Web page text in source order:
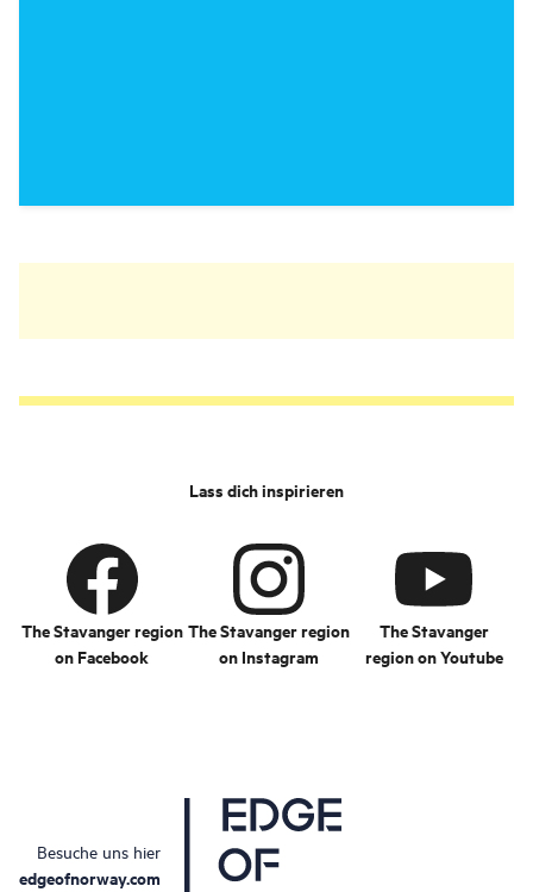
Lass dich inspirieren
The Stavanger region
on Facebook
The Stavanger region
on Instagram
The Stavanger
region on Youtube
Besuche uns hier
edgeofnorway.com